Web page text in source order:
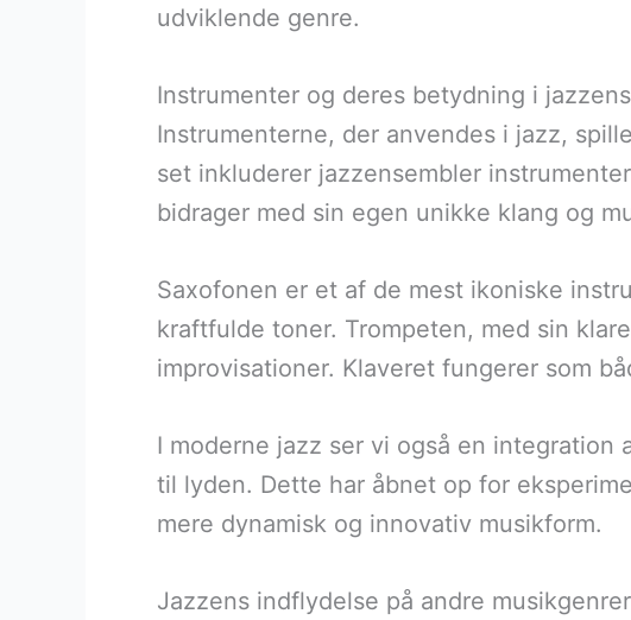
udviklende genre.
Instrumenter og deres betydning i
Instrumenterne, der anvendes i jazz,
set inkluderer jazzensembler
bidrager med sin egen unikke klang og
Saxofonen er et af de mest ikoniske
kraftfulde toner. Trompeten, med sin
improvisationer. Klaveret fungerer som
I moderne jazz ser vi også en
til lyden. Dette har åbnet op for
mere dynamisk og innovativ musikform.
Jazzens indflydelse på andre